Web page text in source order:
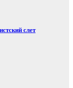
слет